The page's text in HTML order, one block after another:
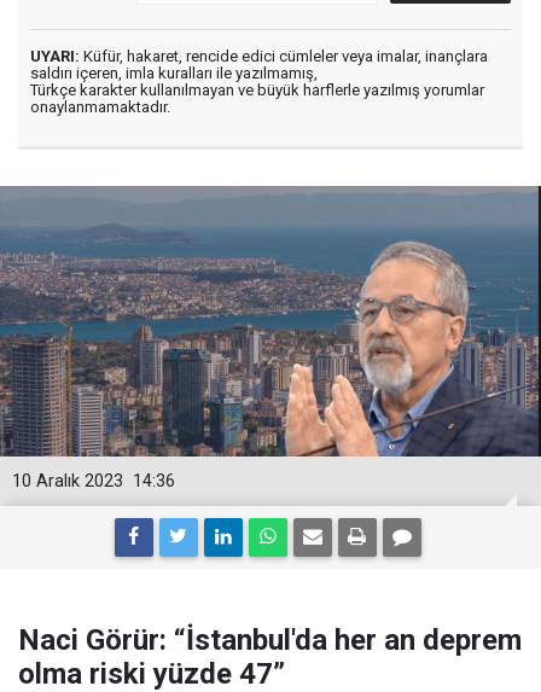
UYARI: Küfür, hakaret, rencide edici cümleler veya imalar, inançlara
saldırı içeren, imla kuralları ile yazılmamış,
Türkçe karakter kullanılmayan ve büyük harflerle yazılmış yorumlar
onaylanmamaktadır.
14:36
10 Aralık 2023
Naci Görür: “İstanbul'da her an deprem
olma riski yüzde 47”